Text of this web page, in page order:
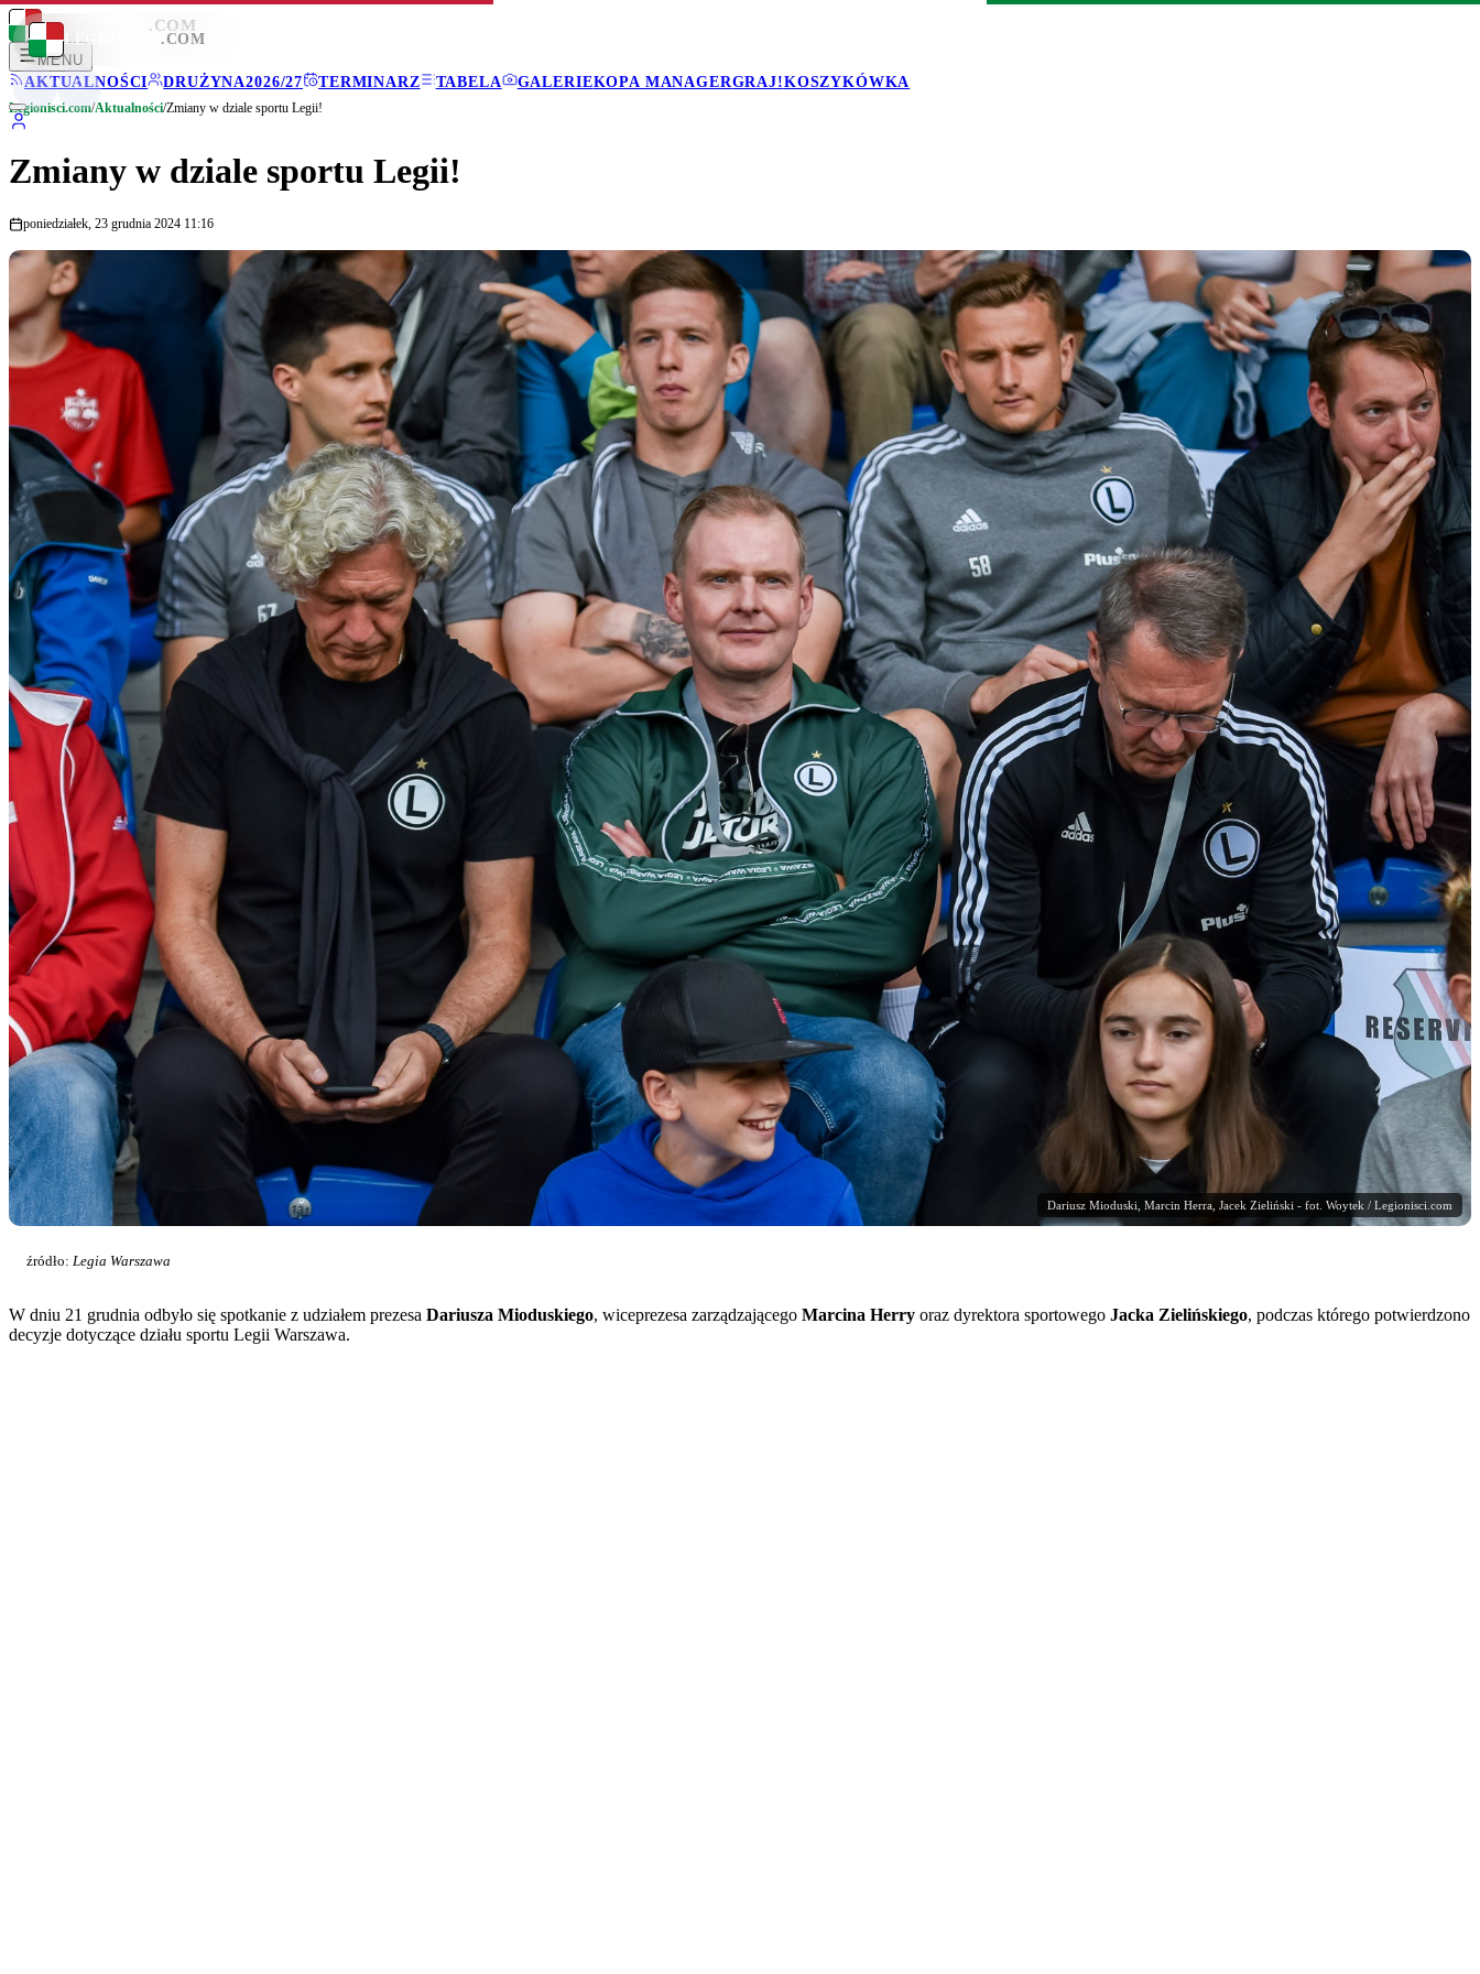
LEGIONISCI .COM
MENU
AKTUALNOŚCI
DRUŻYNA2026/27 TERMINARZ TABELA GALERIEKOPA MANAGERGRAJ!KOSZYKÓWKA
LEGIONISCI .COM
Legionisci.com/Aktualności/Zmiany w dziale sportu Legii!
Zmiany w dziale sportu Legii!
poniedziałek, 23 grudnia 2024 11:16
Dariusz Mioduski, Marcin Herra, Jacek Zieliński - fot. Woytek / Legionisci.com
źródło: Legia Warszawa
W dniu 21 grudnia odbyło się spotkanie z udziałem prezesa Dariusza Mioduskiego, wiceprezesa zarządzającego Marcina Herry oraz dyrektora sportowego Jacka Zielińskiego, podczas którego potwierdzono
decyzje dotyczące działu sportu Legii Warszawa.